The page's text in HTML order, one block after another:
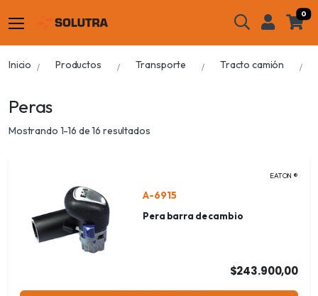
0
Inicio Productos Transporte Tracto camión
Peras
Mostrando 1-16 de 16 resultados
EATON ®
A-6915
Pera barra de cambio
$243.900,00